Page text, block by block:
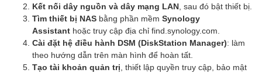
Kết nối dây nguồn và dây mạng LAN , sau đó bật thiết bị.
Tìm thiết bị NAS bằng phần mềm Synology
Assistant hoặc truy cập địa chỉ find.synology.com.
Cài đặt hệ điều hành DSM (DiskStation Manager): làm
theo hướng dẫn trên màn hình để hoàn tất.
Tạo tài khoản quản trị , thiết lập quyền truy cập, bảo mật